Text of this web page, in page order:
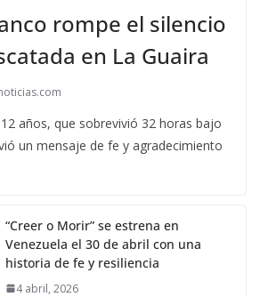
rompe el silencio
en La Guaira
años, que sobrevivió 32 horas bajo
un mensaje de fe y agradecimiento
“Creer o Morir” se estrena en
Venezuela el 30 de abril con una
historia de fe y resiliencia
4 abril, 2026